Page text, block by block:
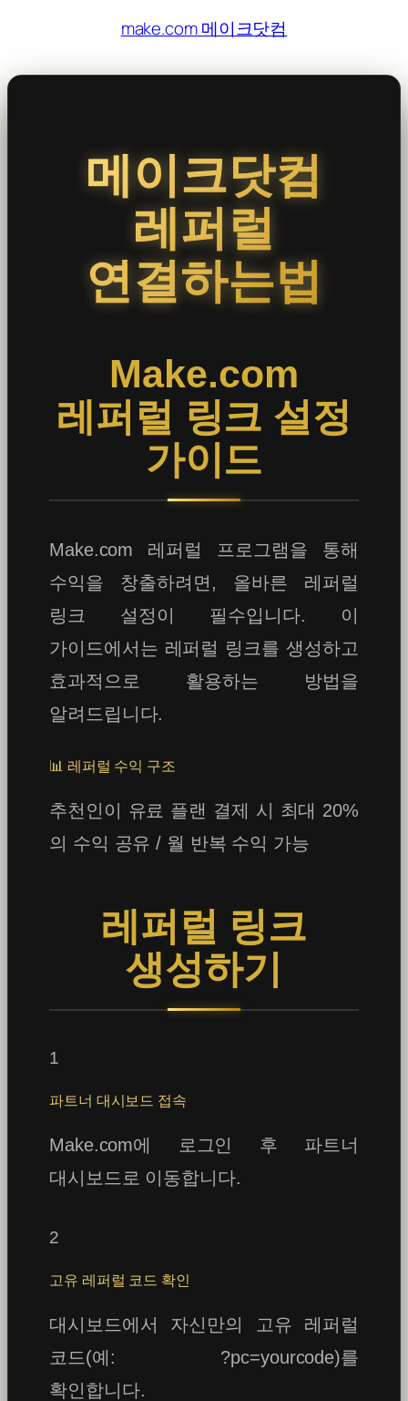
츠
로
make.com 메이크닷컴
메이크닷컴
레퍼럴
연결하는법
Make.com
레퍼럴 링크 설정
가이드
Make.com 레퍼럴 프로그램을 통해
수익을 창출하려면, 올바른 레퍼럴
링크 설정이 필수입니다. 이
가이드에서는 레퍼럴 링크를 생성하고
효과적으로 활용하는 방법을
알려드립니다.
📊 레퍼럴 수익 구조
추천인이 유료 플랜 결제 시 최대 20%
의 수익 공유 / 월 반복 수익 가능
레퍼럴 링크
생성하기
1
파트너 대시보드 접속
Make.com에 로그인 후 파트너
대시보드로 이동합니다.
2
고유 레퍼럴 코드 확인
대시보드에서 자신만의 고유 레퍼럴
코드(예: ?pc=yourcode)를
확인합니다.